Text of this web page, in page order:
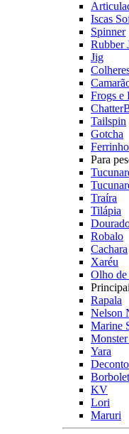
Iscas
Spinner
Rubber
Jig
Frogs e
Tailspin
Gotcha
Ferrinho
Para
Traíra
Tilápia
Robalo
Cachara
Xaréu
Olho
Rapala
Nelson
Marine
Yara
Deconto
KV
Lori
Maruri